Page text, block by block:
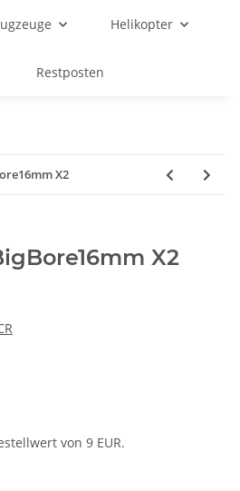
Helikopter
Restposten
X2
X2
von 9 EUR.